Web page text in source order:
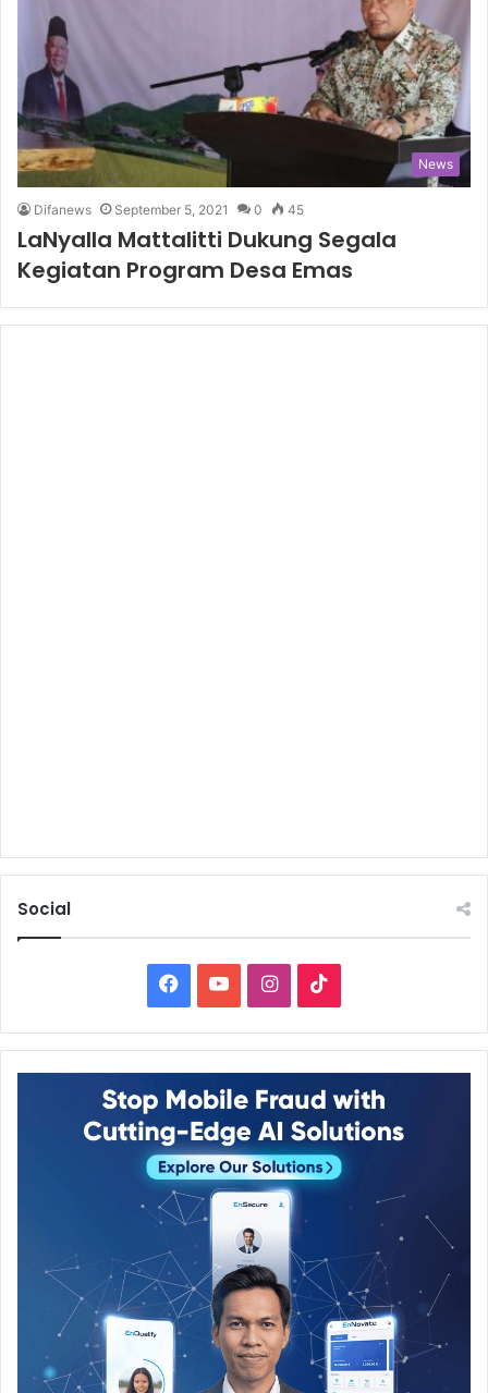
News
Difanews September 5, 2021 0 45
LaNyalla Mattalitti Dukung Segala
Kegiatan Program Desa Emas
Social
Facebook
YouTubeInstagram